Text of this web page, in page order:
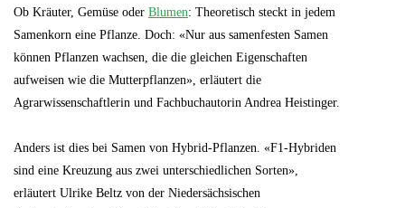
Ob Kräuter, Gemüse oder Blumen: Theoretisch steckt in jedem
Samenkorn eine Pflanze. Doch: «Nur aus samenfesten Samen
können Pflanzen wachsen, die die gleichen Eigenschaften
aufweisen wie die Mutterpflanzen», erläutert die
Agrarwissenschaftlerin und Fachbuchautorin Andrea Heistinger.
Anders ist dies bei Samen von Hybrid-Pflanzen. «F1-Hybriden
sind eine Kreuzung aus zwei unterschiedlichen Sorten»,
erläutert Ulrike Beltz von der Niedersächsischen